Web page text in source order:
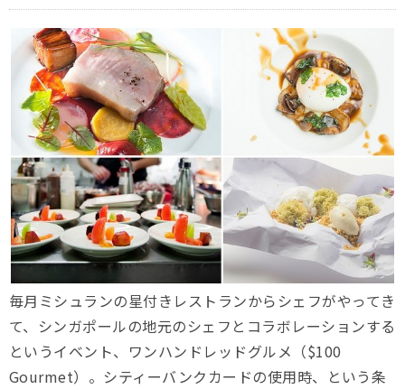
毎月ミシュランの星付きレストランからシェフがやってき
て、シンガポールの地元のシェフとコラボレーションする
というイベント、ワンハンドレッドグルメ（$100
Gourmet）。シティーバンクカードの使用時、という条